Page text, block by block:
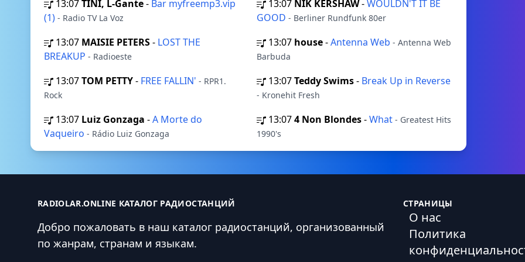
13:07TINI, L-Gante- Bar myfreemp3.vip
(1) - Radio TV La Voz
13:07 NIK KERSHAW-WOULDN'T IT BE
GOOD - Berliner Rundfunk 80er
13:07 MAISIE PETERS- LOST THE
BREAKUP - Radioeste
13:07 house-Antenna Web - Antenna Web
Barbuda
13:07TOM PETTY- FREE FALLIN' - RPR1.
Rock
13:07Teddy Swims- Break Up in Reverse
- Kronehit Fresh
13:07 Luiz Gonzaga -A Morte do
Vaqueiro - Rádio Luiz Gonzaga
13:074 Non Blondes-What - Greatest Hits
1990's
RADIOLAR.ONLINE КАТАЛОГ РАДИОСТАНЦИЙ
Добро пожаловать в наш каталог радиостанций, организованный
по жанрам, странам и языкам.
СТРАНИЦЫ
О нас
Политика